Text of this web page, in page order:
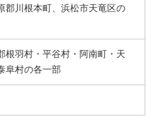
郡川根本町、浜松市天竜区の
根羽村・平谷村・阿南町・天
阜村の各一部